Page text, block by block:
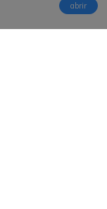
abrir